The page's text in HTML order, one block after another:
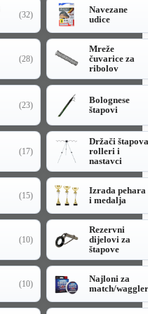
(32)
Navezane
udice
(28)
Mreže
čuvarice za
ribolov
(23)
Bolognese
štapovi
(17)
Držači štapova
rolleri i
nastavci
(15)
Izrada pehara
i medalja
(10)
Rezervni
dijelovi za
štapove
(10)
Najloni za
match/waggler